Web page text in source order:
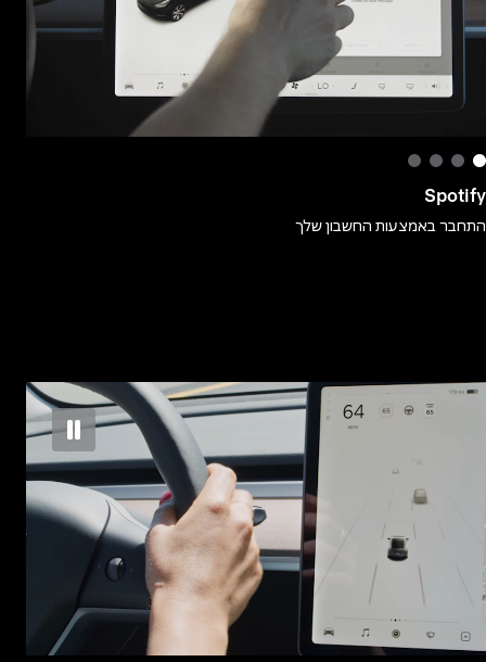
Spotify
התחבר באמצעות החשבון שלך